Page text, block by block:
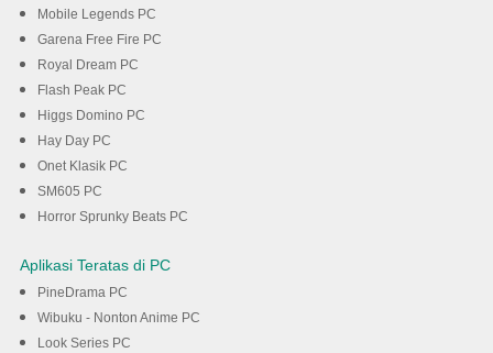
Mobile Legends PC
Garena Free Fire PC
Royal Dream PC
Flash Peak PC
Higgs Domino PC
Hay Day PC
Onet Klasik PC
SM605 PC
Horror Sprunky Beats PC
Aplikasi Teratas di PC
PineDrama PC
Wibuku - Nonton Anime PC
Look Series PC